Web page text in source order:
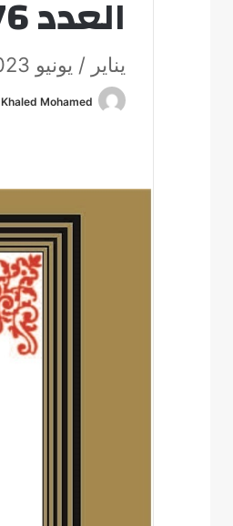
العدد 176 / 177
يناير / يونيو 2023
Khaled Mohamed